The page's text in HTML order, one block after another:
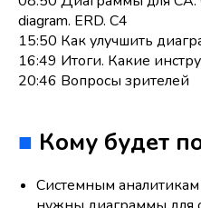
diagram. ERD. C4
15:50 Как улучшить
16:49 Итоги. Какие
20:46 Вопросы зрителей
■ Кому будет
Системным